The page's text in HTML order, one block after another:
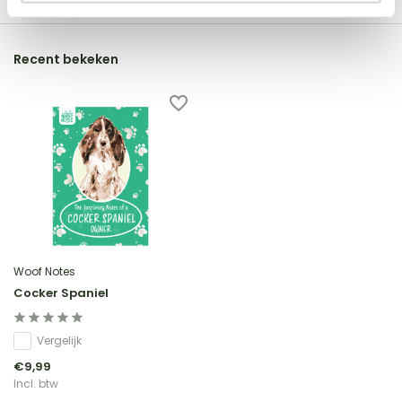
Recent bekeken
Woof Notes
Cocker Spaniel
Vergelijk
€9,99
Incl. btw